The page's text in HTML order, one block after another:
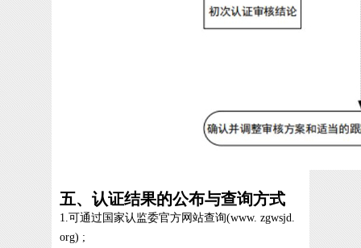
五、认证结果的公布与查询方式
1.可通过国家认监委官方网站查询(www. zgwsjd.
org) ;